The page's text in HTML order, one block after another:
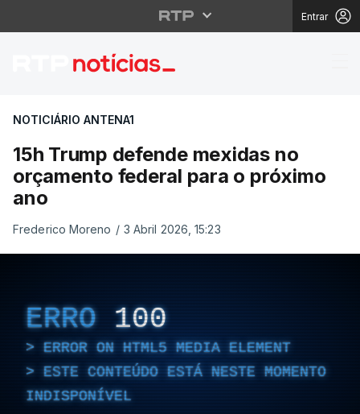
Entrar
15h Trump defende
NOTICIÁRIO ANTENA1
15h Trump defende mexidas no
orçamento federal para o próximo
ano
Frederico Moreno / 3 Abril 2026, 15:23
ERRO 100
ERROR ON HTML5 MEDIA ELEMENT
ESTE CONTEÚDO ESTÁ NESTE MOMENTO
INDISPONÍVEL